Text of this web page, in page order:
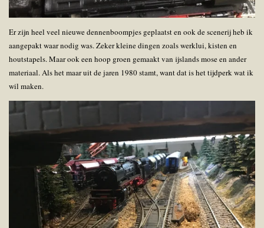
Er zijn heel veel nieuwe dennenboompjes geplaatst en ook de scenerij heb ik
aangepakt waar nodig was. Zeker kleine dingen zoals werklui, kisten en
houtstapels. Maar ook een hoop groen gemaakt van ijslands mose en ander
materiaal. Als het maar uit de jaren 1980 stamt, want dat is het tijdperk wat ik
wil maken.